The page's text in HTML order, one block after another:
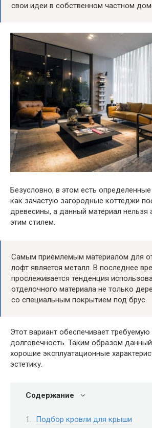
свои идеи в собственном частном
Безусловно, в этом есть
как зачастую загородные коттеджи
древесины, а данный материал нельзя
этим стилем.
Самым приемлемым материалом для
лофт является металл. В последнее
прослеживается тенденция
отделочного материала не только
со специальным покрытием под брус.
Этот вариант обеспечивает требуемую
долговечность. Таким образом
хорошие эксплуатационные
эстетику.
Содержание
Подбор кровли для крыши